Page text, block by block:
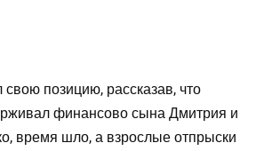
позицию, рассказав, что
финансово сына Дмитрия и
время шло, а взрослые отпрыски